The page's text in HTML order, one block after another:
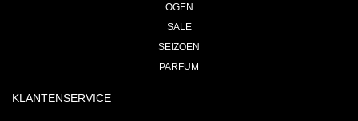
OGEN
SALE
SEIZOEN
PARFUM
KLANTENSERVICE